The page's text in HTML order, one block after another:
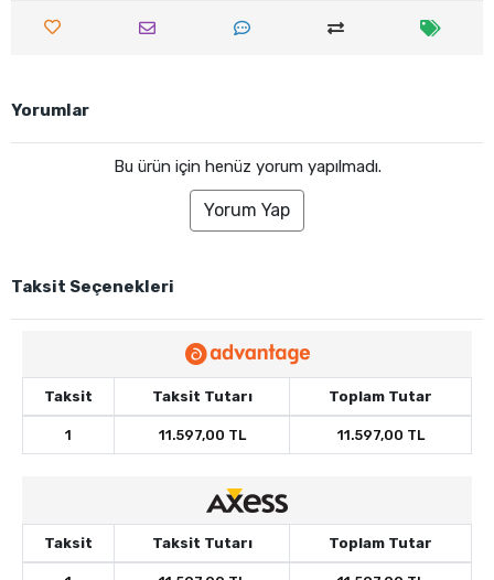
Yorumlar
Bu ürün için henüz yorum yapılmadı.
Yorum Yap
Taksit Seçenekleri
Taksit Taksit Tutarı Toplam Tutar
1 11.597,00 TL 11.597,00 TL
Taksit Taksit Tutarı Toplam Tutar